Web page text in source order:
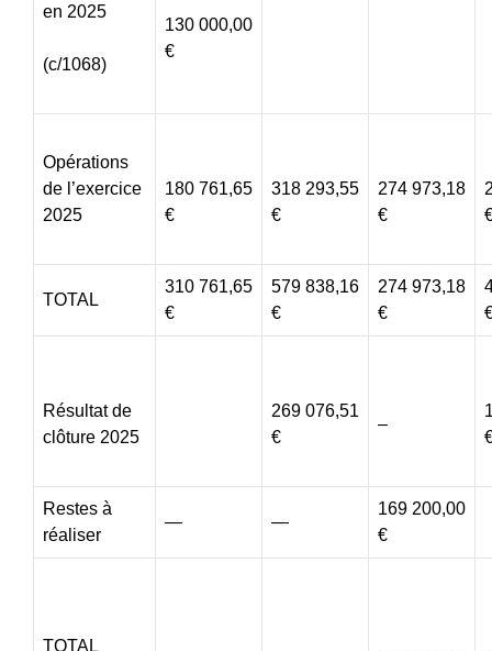
en 2025
(c/1068)
130 000,00
€
Opérations
de l’exercice
2025
180 761,65
€
318 293,55
€
274 973,18
€
TOTAL
310 761,65
€
579 838,16
€
274 973,18
€
Résultat de
clôture 2025
269 076,51
€
–
Restes à
réaliser
— —
169 200,00
€
TOTAL